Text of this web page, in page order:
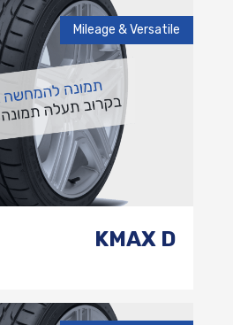
Mileage & Versatile
KMAX D